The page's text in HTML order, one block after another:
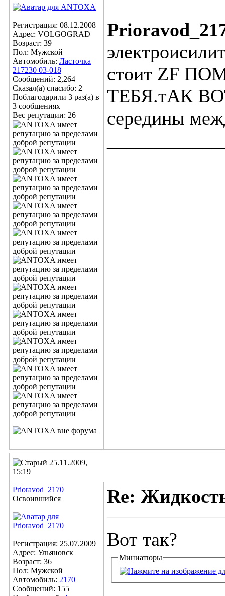
Регистрация: 08.12.2008
Адрес: VOLGOGRAD
Возраст: 39
Пол: Мужской
Автомобиль: Ласточка
217230 03-018
Сообщений: 2,264
Сказал(а) спасибо: 2
Поблагодарили 3 раз(а) в
3 сообщениях
Вес репутации: 26
стоит ZF
ТЕБЯ.тАК
середины
25.11.2009,
15:19
Prioravod_2170
Освоившийся
Регистрация: 25.07.2009
Адрес: Ульяновск
Возраст: 36
Пол: Мужской
Автомобиль: 2170
Сообщений: 155
Re:
Вот так?
Миниатюры